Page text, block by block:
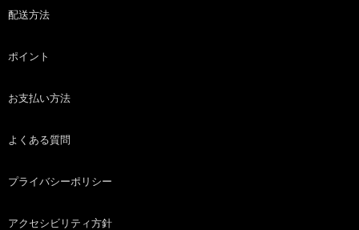
配送方法
ポイント
お支払い方法
よくある質問
プライバシーポリシー
アクセシビリティ方針